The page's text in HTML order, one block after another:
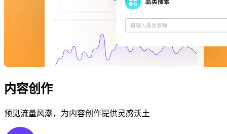
内容创作
预见流量风潮，为内容创作提供灵感沃土